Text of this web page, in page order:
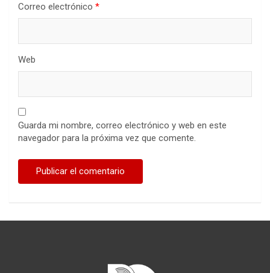
Correo electrónico *
Web
Guarda mi nombre, correo electrónico y web en este
navegador para la próxima vez que comente.